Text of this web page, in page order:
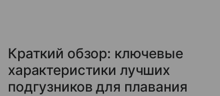
Краткий обзор: ключевые
характеристики лучших
подгузников для плавания